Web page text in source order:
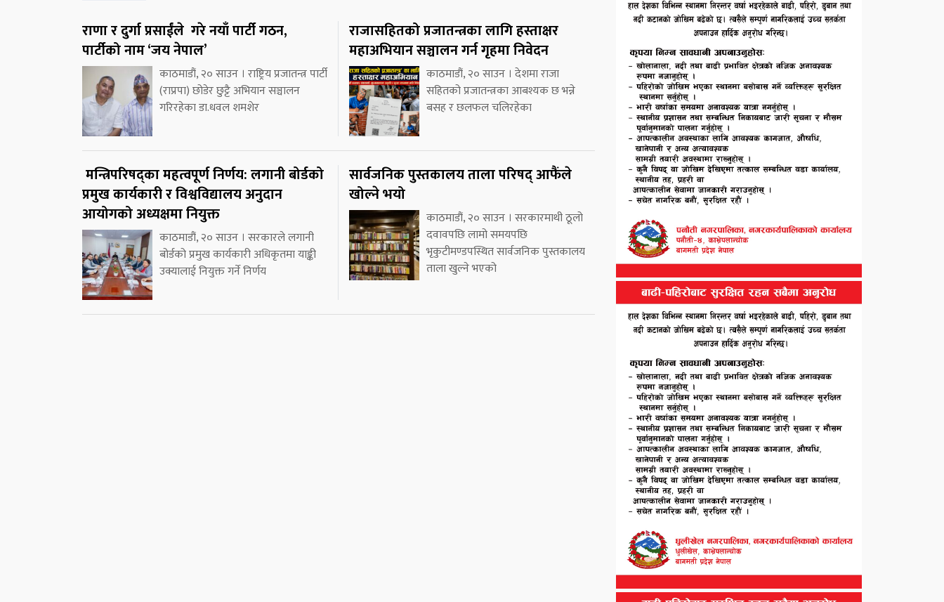
राणा र दुर्गा प्रसाईंले गरे नयाँ पार्टी गठन,
पार्टीको नाम ‘जय नेपाल’
काठमाडौं, २० साउन । राष्ट्रिय प्रजातन्त्र पार्टी
(राप्रपा) छोडेर छुट्टै अभियान सञ्चालन
गरिरहेका डा.धवल शमशेर
राजासहितको प्रजातन्त्रका लागि हस्ताक्षर
महाअभियान सञ्चालन गर्न गृहमा निवेदन
काठमाडौं, २० साउन । देशमा राजा
सहितको प्रजातन्त्रका आबश्यक छ भन्ने
बसह र छलफल चलिरहेका
मन्त्रिपरिषद्का महत्वपूर्ण निर्णय: लगानी बोर्डको
प्रमुख कार्यकारी र विश्वविद्यालय अनुदान
आयोगको अध्यक्षमा नियुक्त
काठमाडौं, २० साउन । सरकारले लगानी
बोर्डको प्रमुख कार्यकारी अधिकृतमा याङ्की
उक्यालाई नियुक्त गर्ने निर्णय
सार्वजनिक पुस्तकालय ताला परिषद् आफैंले
खोल्ने भयो
काठमाडौं, २० साउन । सरकारमाथी ठूलो
दवावपछि लामो समयपछि
भृकुटीमण्डपस्थित सार्वजनिक पुस्तकालय
ताला खुल्ने भएको